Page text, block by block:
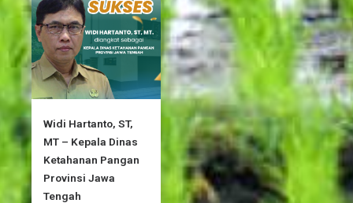
Widi Hartanto, ST,
MT – Kepala Dinas
Ketahanan Pangan
Provinsi Jawa
Tengah